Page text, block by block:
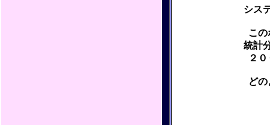
シス
こ
統計
２
ど